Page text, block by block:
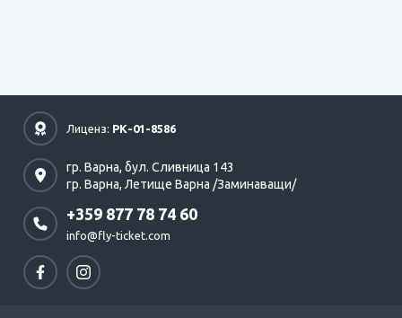
Лиценз: РК-01-8586
гр. Варна, бул. Сливница 143
гр. Варна, Летище Варна /Заминаващи/
+359 877 78 74 60
info@fly-ticket.com